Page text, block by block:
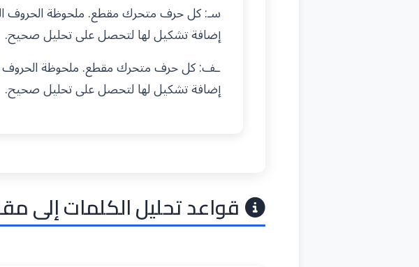
سـ: كل حرف متحرك مقطع. ملحوظة الحروف
إضافة تشكيل لها لتحصل على تحليل صحيح.
ـف: كل حرف متحرك مقطع. ملحوظة الحروف
إضافة تشكيل لها لتحصل على تحليل صحيح.
قواعد تحليل الكلمات إلى